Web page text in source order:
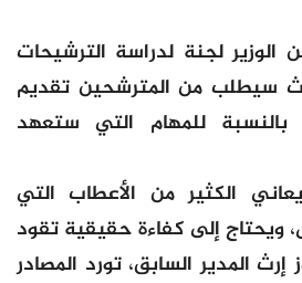
لجنة لدراسة الترشيحات
سيطلب من المترشحين تقديم
للمهام التي ستعهد
الكثير من الأعطاب التي
ويحتاج إلى كفاءة حقيقية تقود
المدير السابق، تورد المصادر